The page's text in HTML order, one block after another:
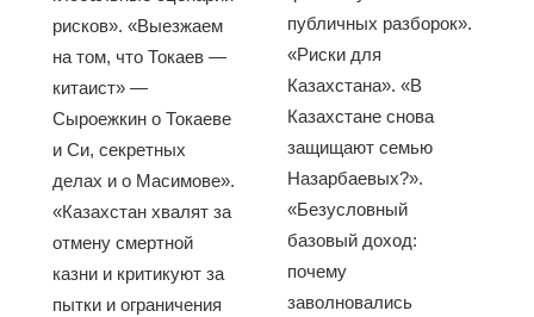
рисков». «Выезжаем
на том, что Токаев —
китаист» —
Сыроежкин о Токаеве
и Си, секретных
делах и о Масимове».
«Казахстан хвалят за
отмену смертной
казни и критикуют за
пытки и ограничения
публичных разборок».
«Риски для
Казахстана». «В
Казахстане снова
защищают семью
Назарбаевых?».
«Безусловный
базовый доход:
почему
заволновались